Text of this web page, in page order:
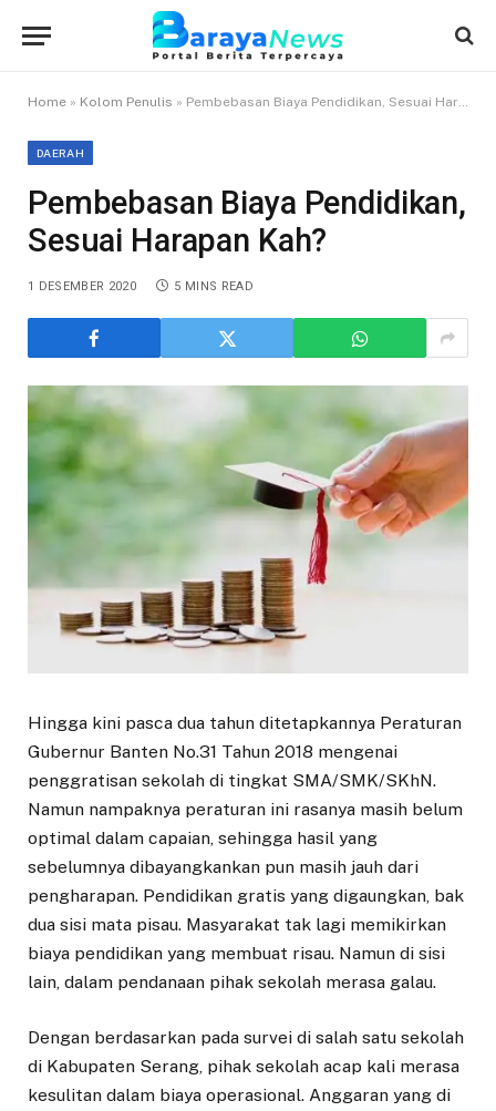
Home » Kolom Penulis » Pembebasan Biaya Pendidikan, Sesuai Harapan Kah?
DAERAH
Pembebasan Biaya Pendidikan,
Sesuai Harapan Kah?
1 DESEMBER 2020 5 MINS READ
Hingga kini pasca dua tahun ditetapkannya Peraturan
Gubernur Banten No.31 Tahun 2018 mengenai
penggratisan sekolah di tingkat SMA/SMK/SKhN.
Namun nampaknya peraturan ini rasanya masih belum
optimal dalam capaian, sehingga hasil yang
sebelumnya dibayangkankan pun masih jauh dari
pengharapan. Pendidikan gratis yang digaungkan, bak
dua sisi mata pisau. Masyarakat tak lagi memikirkan
biaya pendidikan yang membuat risau. Namun di sisi
lain, dalam pendanaan pihak sekolah merasa galau.
Dengan berdasarkan pada survei di salah satu sekolah
di Kabupaten Serang, pihak sekolah acap kali merasa
kesulitan dalam biaya operasional. Anggaran yang di